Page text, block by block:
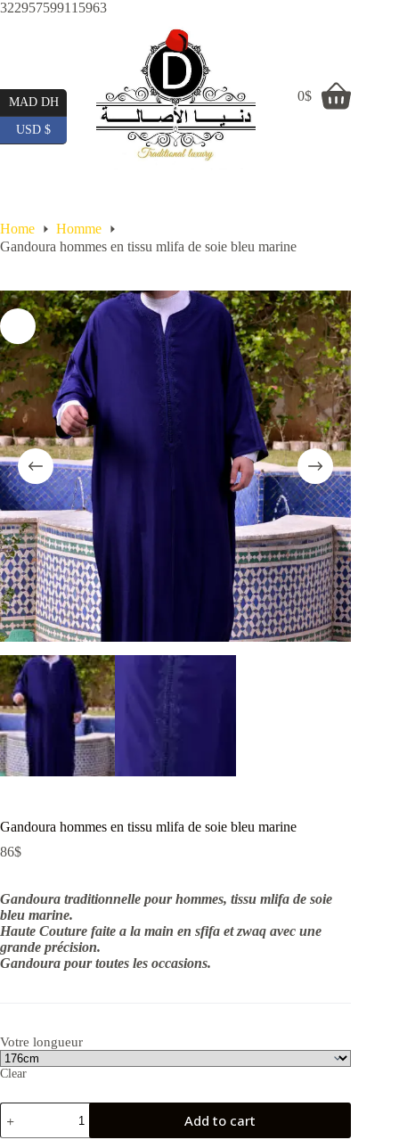
322957599115963Skip
Shopping
0$
Home
Homme
Gandoura hommes en tissu mlifa de soie bleu marine
Gandoura hommes en tissu mlifa de soie bleu marine
86$
Gandoura traditionnelle pour hommes, tissu mlifa de soie
bleu marine.
Haute Couture faite a la main en sfifa et zwaq avec une
grande précision.
Gandoura pour toutes les occasions.
Votre longueur
Clear
Gandoura
hommes
en
Add to cart
MAD DH
USD $